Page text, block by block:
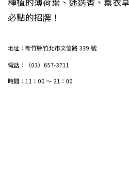
必點的招牌！
地址：新竹縣竹北市文信路339 號
電話：（03） 657-3711
時間： 11 ： 00 ～ 21 ： 00